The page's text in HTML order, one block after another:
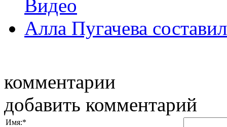
Видео
Алла Пугачева
комментарии
добавить комментарий
Имя:*